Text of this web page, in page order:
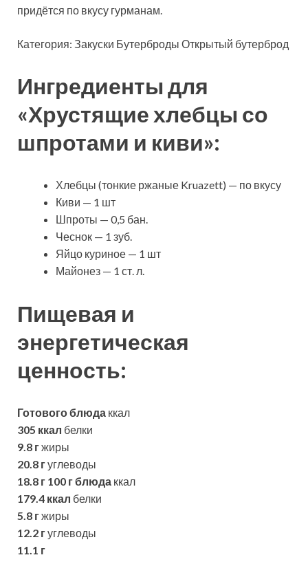
придётся по вкусу гурманам.
Категория: Закуски Бутерброды Открытый бутерброд
Ингредиенты для
«Хрустящие хлебцы со
шпротами и киви»:
Хлебцы (тонкие ржаные Kruazett) — по вкусу
Киви — 1 шт
Шпроты — 0,5 бан.
Чеснок — 1 зуб.
Яйцо куриное — 1 шт
Майонез — 1 ст. л.
Пищевая и
энергетическая
ценность:
Готового блюда ккал
305 ккал белки
9.8 гжиры
20.8 гуглеводы
18.8 г 100 г блюда ккал
179.4 ккал белки
5.8 гжиры
12.2 гуглеводы
11.1 г